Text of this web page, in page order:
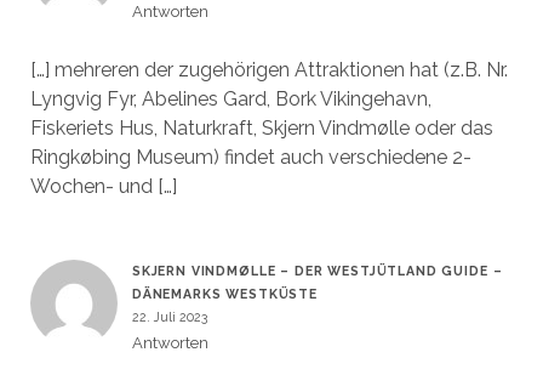
Antworten
[…] mehreren der zugehörigen Attraktionen hat (z.B. Nr.
Lyngvig Fyr, Abelines Gard, Bork Vikingehavn,
Fiskeriets Hus, Naturkraft, Skjern Vindmølle oder das
Ringkøbing Museum) findet auch verschiedene 2-
Wochen- und […]
SKJERN VINDMØLLE – DER WESTJÜTLAND GUIDE –
DÄNEMARKS WESTKÜSTE
22. Juli 2023
Antworten